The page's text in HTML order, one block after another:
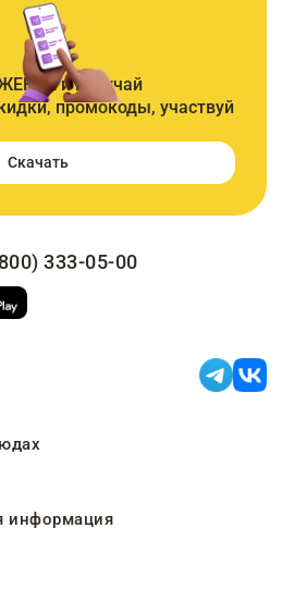
и получай
промокоды, участвуй
Скачать
333-05-00
информация